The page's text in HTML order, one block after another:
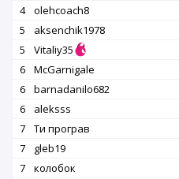
4
olehcoach8
5
aksenchik1978
5
Vitaliy35
6
McGarnigale
6
barnadanilo682
6
aleksss
7
Ти програв
7
gleb19
7
колобок